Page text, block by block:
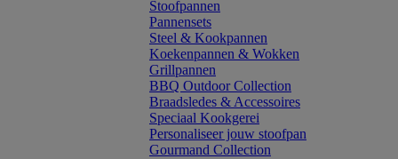
Stoofpannen
Pannensets
Steel & Kookpannen
Koekenpannen & Wokken
Grillpannen
BBQ Outdoor Collection
Braadsledes & Accessoires
Speciaal Kookgerei
Personaliseer jouw stoofpan
Gourmand Collection